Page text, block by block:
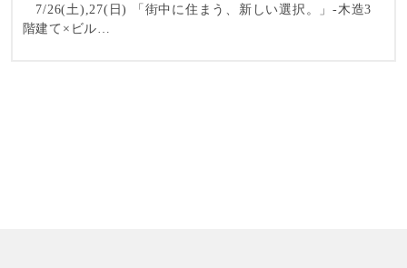
7/26(土),27(日) 「街中に住まう、新しい選択。」-木造3
階建て×ビル…